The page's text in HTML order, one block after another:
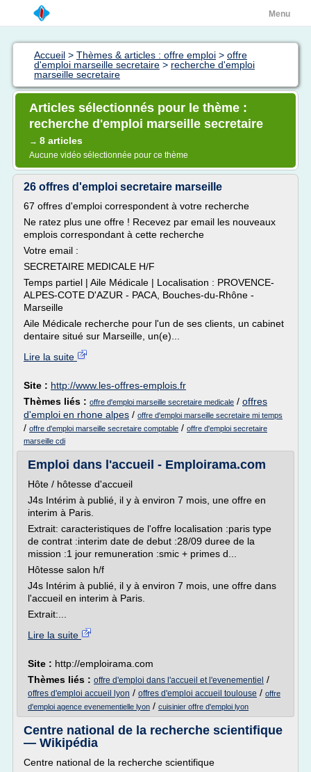
Menu
Accueil > Thèmes & articles : offre emploi > offre
d'emploi marseille secretaire > recherche d'emploi
marseille secretaire
Articles sélectionnés pour le thème :
recherche d'emploi marseille secretaire
→ 8 articles
Aucune vidéo sélectionnée pour ce thème
26 offres d'emploi secretaire marseille
67 offres d'emploi correspondent à votre recherche
Ne ratez plus une offre ! Recevez par email les nouveaux
emplois correspondant à cette recherche
Votre email :
SECRETAIRE MEDICALE H/F
Temps partiel | Aile Médicale | Localisation : PROVENCE-
ALPES-COTE D'AZUR - PACA, Bouches-du-Rhône -
Marseille
Aile Médicale recherche pour l'un de ses clients, un cabinet
dentaire situé sur Marseille, un(e)...
Lire la suite
Site : http://www.les-offres-emplois.fr
Thèmes liés : offre d'emploi marseille secretaire medicale / offres
d'emploi en rhone alpes / offre d'emploi marseille secretaire mi temps
/ offre d'emploi marseille secretaire comptable / offre d'emploi secretaire
marseille cdi
Emploi dans l'accueil - Emploirama.com
Hôte / hôtesse d'accueil
J4s Intérim à publié, il y à environ 7 mois, une offre en
interim à Paris.
Extrait: caracteristiques de l'offre localisation :paris type
de contrat :interim date de debut :28/09 duree de la
mission :1 jour remuneration :smic + primes d...
Hôtesse salon h/f
J4s Intérim à publié, il y à environ 7 mois, une offre dans
l'accueil en interim à Paris.
Extrait:...
Lire la suite
Site : http://emploirama.com
Thèmes liés : offre d'emploi dans l'accueil et l'evenementiel /
offres d'emploi accueil lyon / offres d'emploi accueil toulouse / offre
d'emploi agence evenementielle lyon / cuisinier offre d'emploi lyon
Centre national de la recherche scientifique
— Wikipédia
Centre national de la recherche scientifique